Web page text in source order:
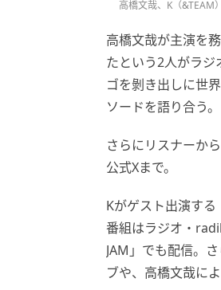
高橋文哉、K（&TEAM）
高橋文哉が主演を
たという2人がラジ
ゴを剝き出しに世
ソードを語り合う。
さらにリスナーか
公式Xまで。
Kがゲスト出演する
番組はラジオ・
JAM」でも配信。
ブや、高橋文哉に